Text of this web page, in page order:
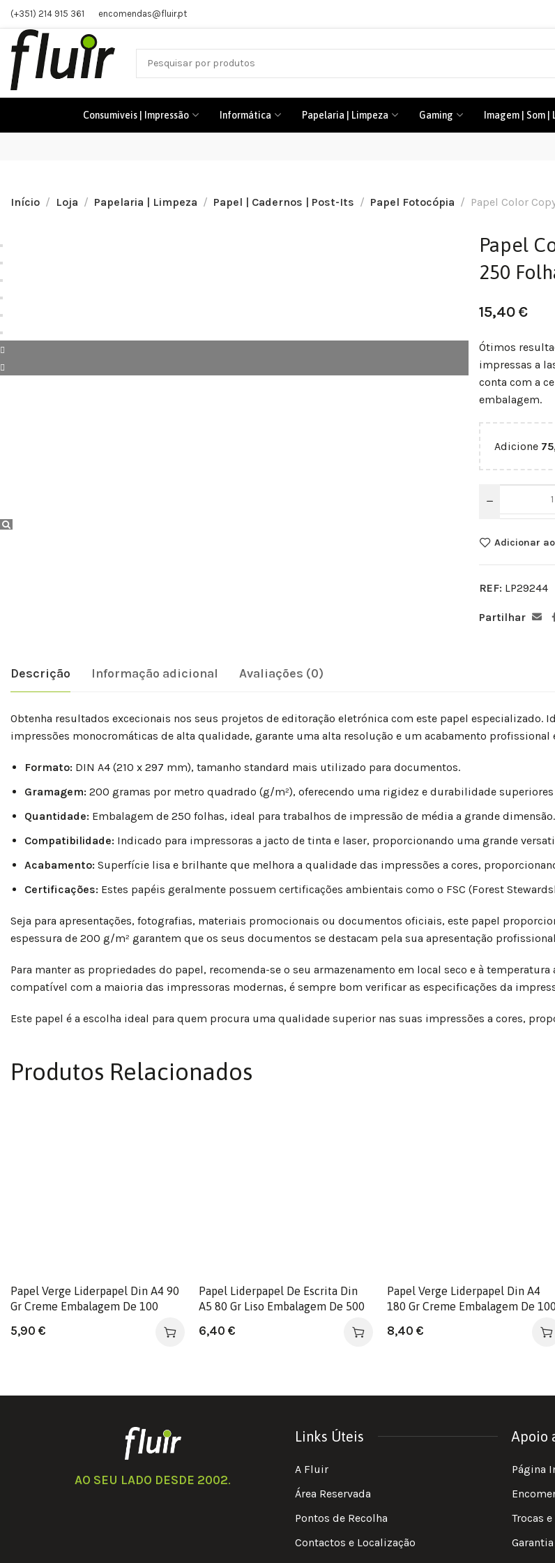
(+351) 214 915 361 encomendas@fluir.pt
Consumiveis | Impressão Informática Papelaria | Limpeza Gaming Imagem | Som |
Início Loja Papelaria | Limpeza Papel | Cadernos | Post-Its Papel Fotocópia Papel Color
Papel
250
15,40€
Ótimos
impressas a
conta com a
embalagem.
Adicione
Adicionar
REF: LP29244
Partilhar
Descrição Informação adicional Avaliações (0)
Obtenha resultados excecionais nos seus projetos de editoração eletrónica com este papel especializado.
impressões monocromáticas de alta qualidade, garante uma alta resolução e um acabamento profissional
Formato: DIN A4 (210 x 297 mm), tamanho standard mais utilizado para documentos.
Gramagem: 200 gramas por metro quadrado (g/m²), oferecendo uma rigidez e durabilidade
Quantidade: Embalagem de 250 folhas, ideal para trabalhos de impressão de média a grande dimensão.
Compatibilidade: Indicado para impressoras a jacto de tinta e laser, proporcionando uma grande
Acabamento: Superfície lisa e brilhante que melhora a qualidade das impressões a cores,
Certificações: Estes papéis geralmente possuem certificações ambientais como o FSC (Forest
Seja para apresentações, fotografias, materiais promocionais ou documentos oficiais, este papel
espessura de 200 g/m² garantem que os seus documentos se destacam pela sua apresentação
Para manter as propriedades do papel, recomenda-se o seu armazenamento em local seco e à
compatível com a maioria das impressoras modernas, é sempre bom verificar as especificações da
Este papel é a escolha ideal para quem procura uma qualidade superior nas suas impressões a cores,
Produtos Relacionados
Papel Verge Liderpapel Din A4 90
Gr Creme Embalagem De 100
5,90 €
Papel Liderpapel De Escrita Din
A5 80 Gr Liso Embalagem De 500
6,40 €
Papel Verge Liderpapel Din A4
180 Gr Creme Embalagem De 100
8,40 €
AO SEU LADO DESDE 2002.
Links Úteis
A Fluir
Área Reservada
Pontos de Recolha
Contactos e Localização
Apoio
Página
Trocas